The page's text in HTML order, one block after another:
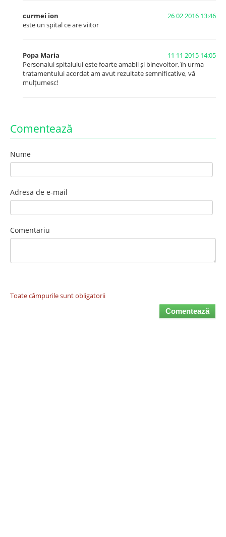
curmei ion
26 02 2016 13:46
este un spital ce are viitor
Popa Maria
11 11 2015 14:05
Personalul spitalului este foarte amabil și binevoitor, în urma
tratamentului acordat am avut rezultate semnificative, vă
mulțumesc!
Comentează
Nume
Adresa de e-mail
Comentariu
Toate câmpurile sunt obligatorii
Comentează